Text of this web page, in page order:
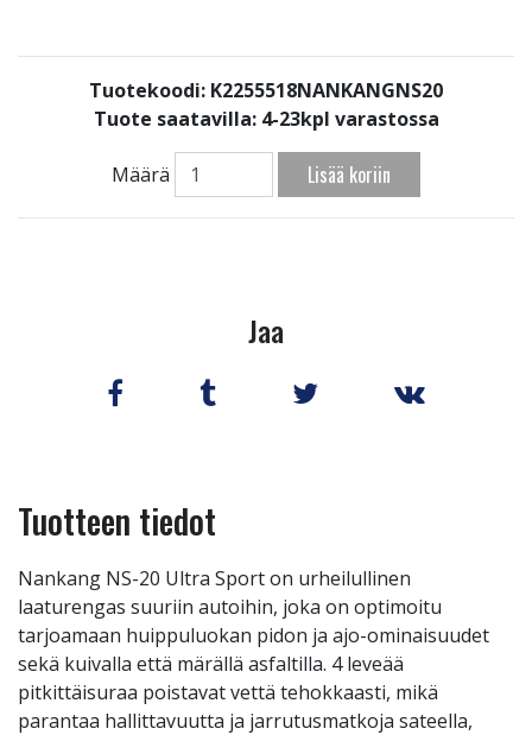
Tuotekoodi: K2255518NANKANGNS20
Tuote saatavilla: 4-23kpl varastossa
Määrä Lisää koriin
Jaa
Tuotteen tiedot
Nankang NS-20 Ultra Sport on urheilullinen
laaturengas suuriin autoihin, joka on optimoitu
tarjoamaan huippuluokan pidon ja ajo-ominaisuudet
sekä kuivalla että märällä asfaltilla. 4 leveää
pitkittäisuraa poistavat vettä tehokkaasti, mikä
parantaa hallittavuutta ja jarrutusmatkoja sateella,